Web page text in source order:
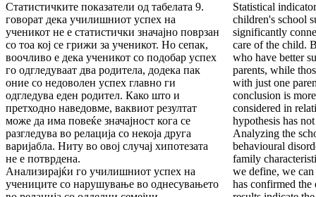
Статистичките показатели од табелата 9.
говорат дека училишниот успех на
ученикот не е статистички значајно поврзан
со тоа кој се грижи за ученикот. Но сепак,
воочливо е дека ученикот со подобар успех
го одгледуваат два родитела, додека пак
оние со недоволен успех главно ги
одгледува еден родител. Како што и
претходно наведовме, ваквиот резултат
може да има повеќе значајност кога се
разгледува во релација со некоја друга
варијабла. Ниту во овој случај хипотезата
не е потврдена.
Анализирајќи го училишниот успех на
учениците со нарушување во однесувањето
Statistical
children's school
significantly
care of the child.
who have better
parents, while
with just one
conclusion is
considered in
hypothesis has
Analyzing the
behavioural
family
we define, we
has confirmed the